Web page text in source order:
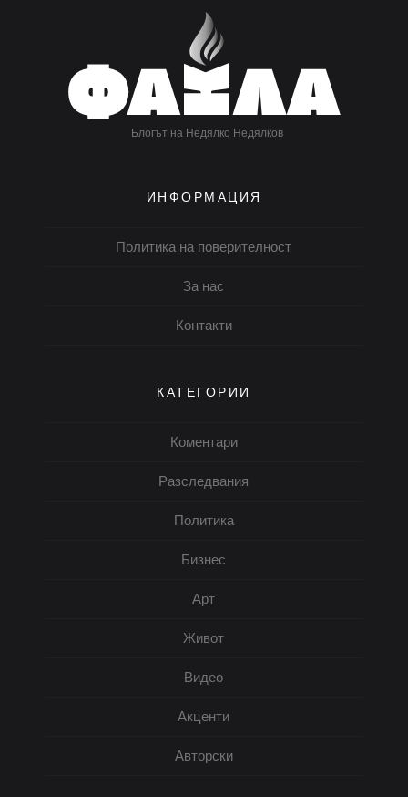
Блогът на Недялко Недялков
ИНФОРМАЦИЯ
Политика на поверителност
За нас
Контакти
КАТЕГОРИИ
Коментари
Разследвания
Политика
Бизнес
Арт
Живот
Видео
Акценти
Авторски